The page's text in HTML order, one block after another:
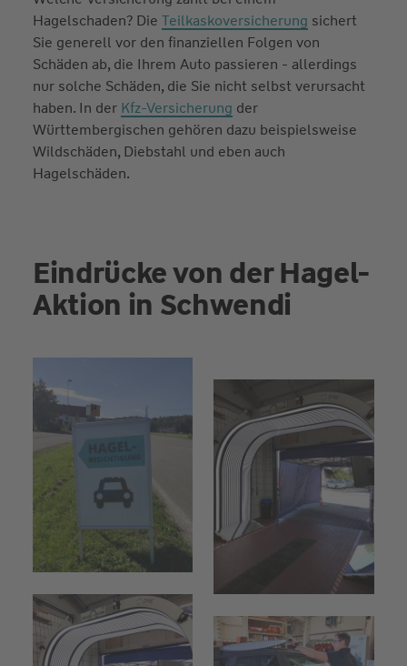
Hagelschaden? Die Teilkaskoversicherung sichert
Sie generell vor den finanziellen Folgen von
Schäden ab, die Ihrem Auto passieren - allerdings
nur solche Schäden, die Sie nicht selbst verursacht
haben. In der Kfz-Versicherung der
Württembergischen gehören dazu beispielsweise
Wildschäden, Diebstahl und eben auch
Hagelschäden.
Eindrücke von der Hagel-
Aktion in Schwendi